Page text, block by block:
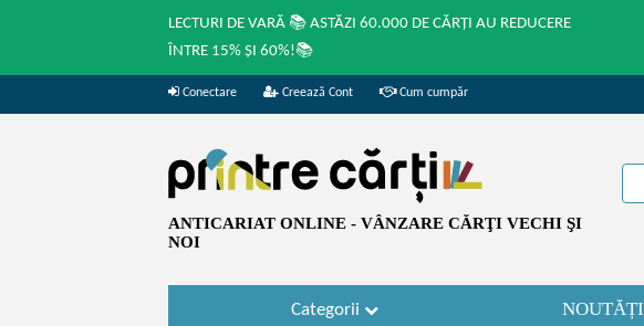
LECTURI DE VARĂ 📚 ASTĂZI 60.000 DE CĂRȚI AU REDUCERE
ÎNTRE 15% ȘI 60%!📚
Conectare Creează Cont Cum cumpăr
ANTICARIAT ONLINE - VÂNZARE CĂRŢI VECHI ŞI
NOI
Categorii NOUTĂȚI